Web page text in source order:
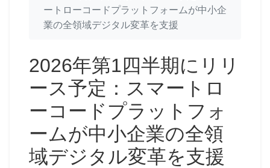
ートローコードプラットフォームが中小企
業の全領域デジタル変革を支援
2026年第1四半期にリリ
ース予定：スマートロ
ーコードプラットフォ
ームが中小企業の全領
域デジタル変革を支援